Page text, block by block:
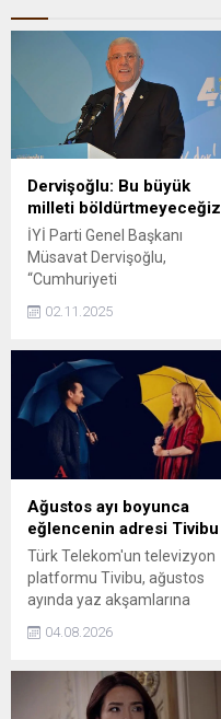
Dervişoğlu: Bu büyük
milleti böldürtmeyeceğiz
İYİ Parti Genel Başkanı
Müsavat Dervişoğlu,
“Cumhuriyeti
milleti böldürtmeyeceğiz.
verdirip, diriltmeyeceğiz. Bu
meseleler tartışılsın
istiyorlar. Hiç boş yere
tartışmayın. Eğer gücünüz
yetiyorsa yaşama geçirin.
Bakın ben söylüyorum,
Türkiye Büyük Millet
Meclisi'ne Abdullah Öcalan’ı
getirtip konuşturacağını
zanneden varsa, Uzun Çarşı
boydan boya gelsinler, öyle
konuşsunlar” dedi.
02.11.2025
Ağustos ayı boyunca
eğlencenin adresi Tivibu
Türk Telekom'un televizyon
platformu Tivibu, ağustos
ayında yaz akşamlarına
yapımları ve sevilen
buluşturmaya devam ediyor.
Birbirinden yeni yapımların
04.08.2026